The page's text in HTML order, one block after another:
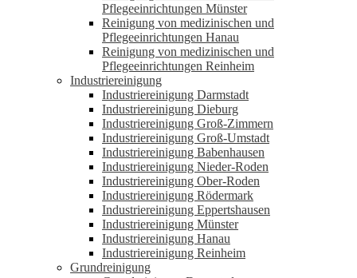
Pflegeeinrichtungen Münster
Reinigung von medizinischen und
Pflegeeinrichtungen Hanau
Reinigung von medizinischen und
Pflegeeinrichtungen Reinheim
Industriereinigung
Industriereinigung Darmstadt
Industriereinigung Dieburg
Industriereinigung Groß-Zimmern
Industriereinigung Groß-Umstadt
Industriereinigung Babenhausen
Industriereinigung Nieder-Roden
Industriereinigung Ober-Roden
Industriereinigung Rödermark
Industriereinigung Eppertshausen
Industriereinigung Münster
Industriereinigung Hanau
Industriereinigung Reinheim
Grundreinigung